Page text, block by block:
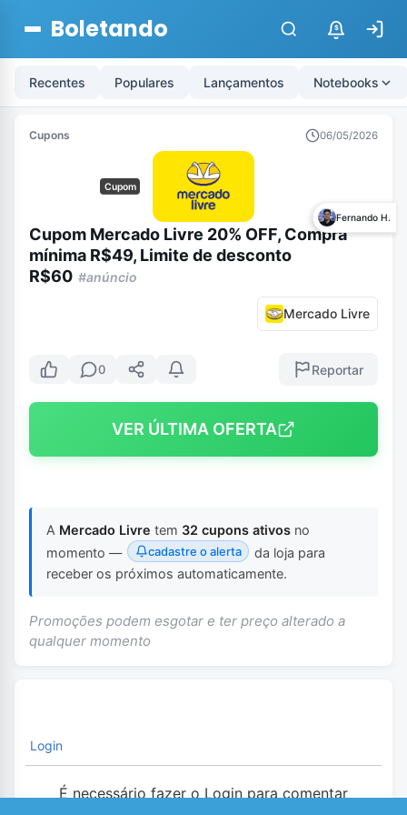
Boletando $
Recentes Populares Lançamentos Notebooks
Cupons 06/05/2026
Cupom
Fernando H.
Cupom Mercado Livre 20% OFF, Compra
mínima R$49, Limite de desconto
R$60 #anúncio
Mercado Livre
0 Reportar
VER ÚLTIMA OFERTA
A Mercado Livre tem 32 cupons ativos no
momento —
cadastre o alerta
da loja para
receber os próximos automaticamente.
Promoções podem esgotar e ter preço alterado a
qualquer momento
Login
É necessário fazer o Login para comentar